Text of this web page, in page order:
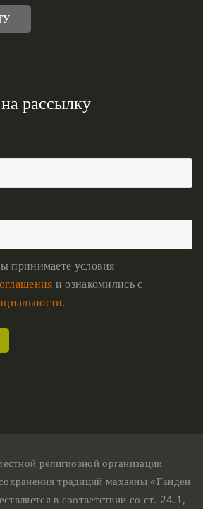
рассылку
принимаете условия
и ознакомились с
.
религиозной организации
традиций махаяны «Ганден
в соответствии со ст. 24.1,